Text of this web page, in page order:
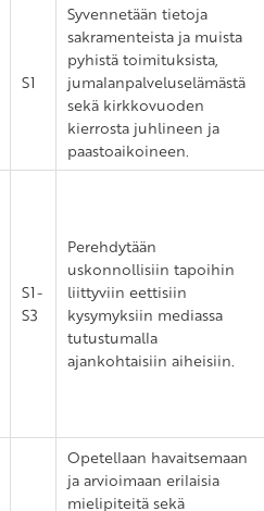
S1
Syvennetään tietoja
sakramenteista ja muista
pyhistä toimituksista,
jumalanpalveluselämästä
sekä kirkkovuoden
kierrosta juhlineen ja
paastoaikoineen.
S1-
S3
Perehdytään
uskonnollisiin tapoihin
liittyviin eettisiin
kysymyksiin mediassa
tutustumalla
ajankohtaisiin aiheisiin.
Opetellaan havaitsemaan
ja arvioimaan erilaisia
mielipiteitä sekä